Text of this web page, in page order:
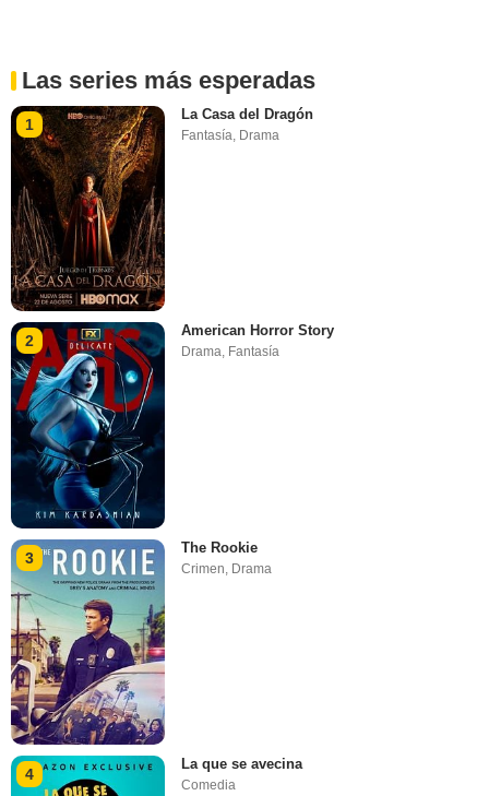
Las series más esperadas
1
La Casa del Dragón
Fantasía, Drama
2
American Horror Story
Drama, Fantasía
3
The Rookie
Crimen Drama
4
La que se avecina
Comedia